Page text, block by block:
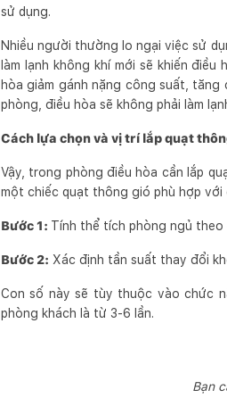
sử dụng.
Nhiều người thường lo ngại việc sử
làm lạnh không khí mới sẽ khiến
hòa giảm gánh nặng công suất,
phòng, điều hòa sẽ không phải làm
Cách lựa chọn và vị trí lắp quạt
Vậy, trong phòng điều hòa cần lắp
một chiếc quạt thông gió phù hợp
Bước 1: Tính thể tích phòng ngủ
Bước 2: Xác định tần suất thay đổi
Con số này sẽ tùy thuộc vào chức
phòng khách là từ 3-6 lần.
Bạn